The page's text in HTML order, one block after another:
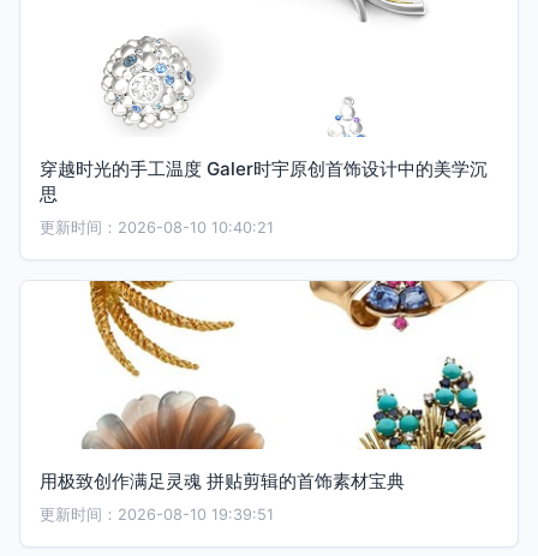
穿越时光的手工温度 Galer时宇原创首饰设计中的美学沉
思
更新时间：2026-08-10 10:40:21
用极致创作满足灵魂 拼贴剪辑的首饰素材宝典
更新时间：2026-08-10 19:39:51